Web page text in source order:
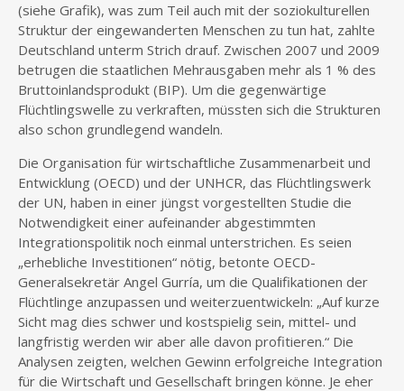
(siehe Grafik), was zum Teil auch mit der soziokulturellen
Struktur der eingewanderten Menschen zu tun hat, zahlte
Deutschland unterm Strich drauf. Zwischen 2007 und 2009
betrugen die staatlichen Mehrausgaben mehr als 1 % des
Bruttoinlandsprodukt (BIP). Um die gegenwärtige
Flüchtlingswelle zu verkraften, müssten sich die Strukturen
also schon grundlegend wandeln.
Die Organisation für wirtschaftliche Zusammenarbeit und
Entwicklung (OECD) und der UNHCR, das Flüchtlingswerk
der UN, haben in einer jüngst vorgestellten Studie die
Notwendigkeit einer aufeinander abgestimmten
Integrationspolitik noch einmal unterstrichen. Es seien
„erhebliche Investitionen“ nötig, betonte OECD-
Generalsekretär Angel Gurría, um die Qualifikationen der
Flüchtlinge anzupassen und weiterzuentwickeln: „Auf kurze
Sicht mag dies schwer und kostspielig sein, mittel- und
langfristig werden wir aber alle davon profitieren.“ Die
Analysen zeigten, welchen Gewinn erfolgreiche Integration
für die Wirtschaft und Gesellschaft bringen könne. Je eher